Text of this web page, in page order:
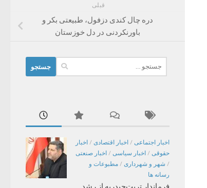
قبلی
دره چال کندی دزفول، طبیعتی بکر و
باورنکردنی در دل خوزستان
برای:
اخبار اجتماعی / اخبار اقتصادی / اخبار
حقوقی / اخبار سیاسی / اخبار صنعتی
/ شهر و شهرداری / مطبوعات و
رسانه ها